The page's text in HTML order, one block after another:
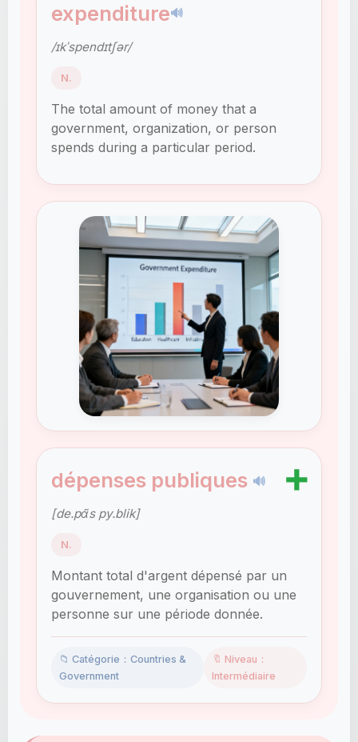
expenditure🔊
/ɪkˈspendɪtʃər/
N.
The total amount of money that a
government, organization, or person
spends during a particular period.
dépenses publiques 🔊 ➕
[de.pɑ̃s py.blik]
N.
Montant total d'argent dépensé par un
gouvernement, une organisation ou une
personne sur une période donnée.
📁 Catégorie：Countries &
Government
🔖 Niveau：
Intermédiaire